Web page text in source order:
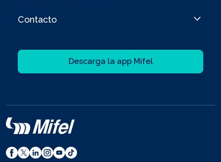
Contacto
Descarga la app Mifel